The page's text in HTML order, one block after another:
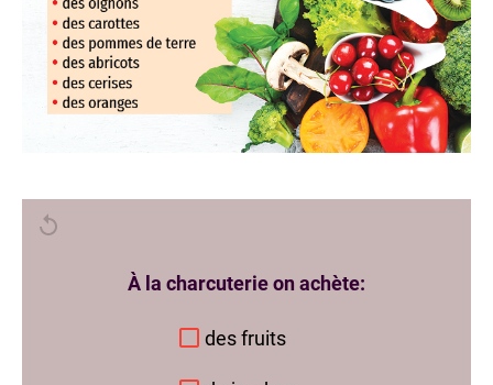
À la charcuterie on achète:
des fruits